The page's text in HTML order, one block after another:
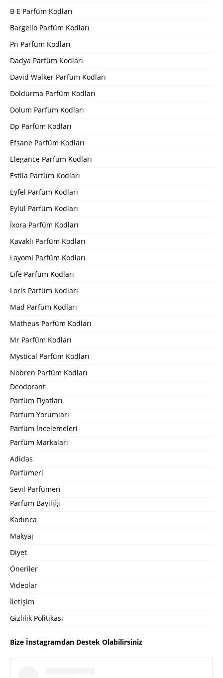
B E Parfüm Kodları
Bargello Parfüm Kodları
Pn Parfüm Kodları
Dadya Parfüm Kodları
David Walker Parfüm Kodları
Doldurma Parfüm Kodları
Dolum Parfüm Kodları
Dp Parfüm Kodları
Efsane Parfüm Kodları
Elegance Parfüm Kodları
Estila Parfüm Kodları
Eyfel Parfüm Kodları
Eylül Parfüm Kodları
İxora Parfüm Kodları
Kavaklı Parfüm Kodları
Layomi Parfüm Kodları
Life Parfüm Kodları
Loris Parfüm Kodları
Mad Parfüm Kodları
Matheus Parfüm Kodları
Mr Parfüm Kodları
Mystical Parfüm Kodları
Nobren Parfüm Kodları
Deodorant
Parfüm Fiyatları
Parfum Yorumları
Parfüm İncelemeleri
Parfüm Markaları
Adidas
Parfümeri
Sevil Parfümeri
Parfüm Bayiliği
Kadınca
Makyaj
Diyet
Öneriler
Videolar
İletişim
Gizlilik Politikası
Bize İnstagramdan Destek Olabilirsiniz